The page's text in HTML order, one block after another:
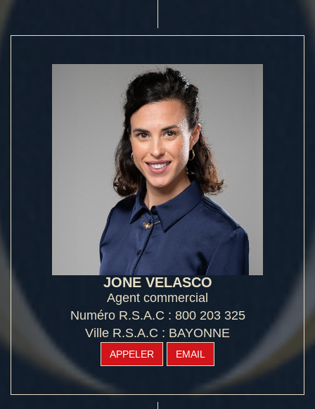
JONE VELASCO
Agent commercial
Numéro R.S.A.C : 800 203 325
Ville R.S.A.C : BAYONNE
APPELER EMAIL